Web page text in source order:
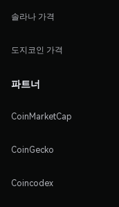
솔라나 가격
도지코인 가격
파트너
CoinMarketCap
CoinGecko
Coincodex